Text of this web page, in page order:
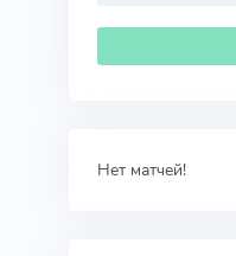
Нет матчей!